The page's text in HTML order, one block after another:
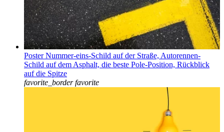
Poster Nummer-eins-Schild auf der Straße, Autorennen-
Schild auf dem Asphalt, die beste Pole-Position, Rückblick
auf die Spitze
favorite_border favorite